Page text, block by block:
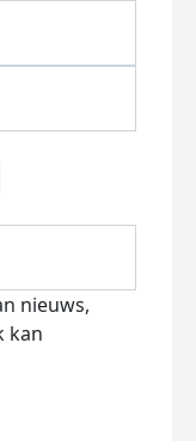
nieuws,
kan